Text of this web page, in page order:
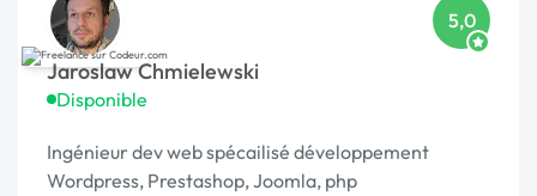
Jaroslaw Chmielewski
Disponible
5,0
Ingénieur dev web spécailisé développement
Wordpress, Prestashop, Joomla, php